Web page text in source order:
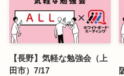
【長野】気軽な勉強会（上
田市）7/17